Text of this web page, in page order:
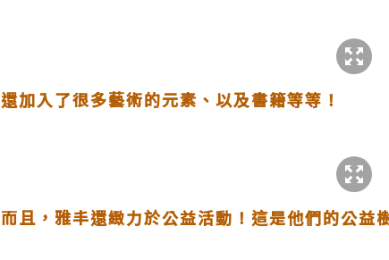
還加入了很多藝術的元素、以及書籍等等！
而且，雅丰還緻力於公益活動！這是他們的公益